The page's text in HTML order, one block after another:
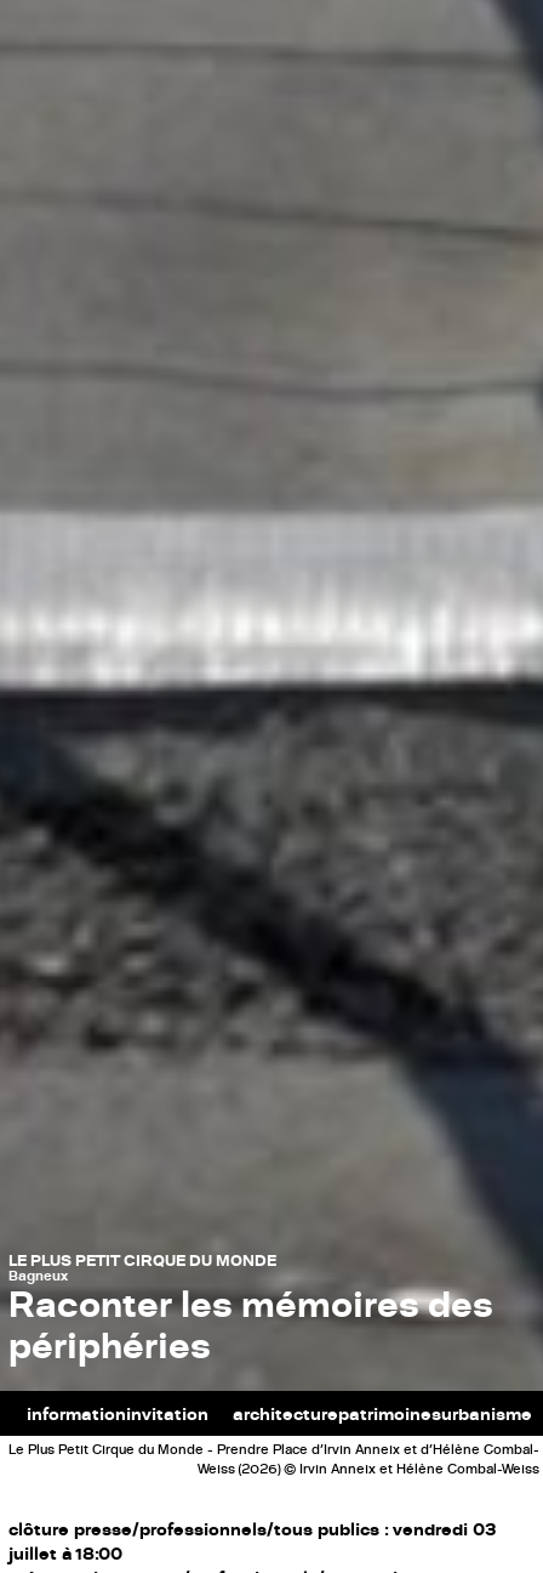
informationinvitation architecturepatrimoinesurbanisme
LE PLUS PETIT CIRQUE DU MONDE
Bagneux
Raconter les mémoires des
périphéries
Le Plus Petit Cirque du Monde - Prendre Place d'Irvin Anneix et d'Hélène Combal-
Weiss (2026) © Irvin Anneix et Hélène Combal-Weiss
clôture presse/professionnels/tous publics : vendredi 03
juillet à 18:00